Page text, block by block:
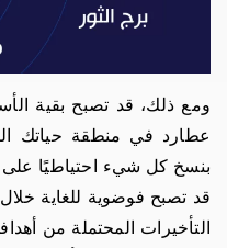
ومع ذلك، قد تصبح بقية
عطارد في منطقة حياتك
بنسخ كل شيء احتياطيًا على
قد تصبح فوضوية للغاية خلال
التأخيرات المحتملة من